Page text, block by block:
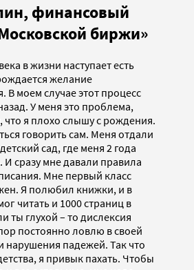
финансовый
биржи»
в жизни наступает есть
желание
В моем случае этот процесс
У меня это проблема,
что я плохо слышу с рождения.
говорить сам. Меня отдали
сад, где меня 2 года
И сразу мне давали правила
Мне первый класс
Я полюбил книжки, и в
читать и 1000 страниц в
ты глухой – то дислексия
постоянно ловлю в своей
нарушения падежей. Так что
я привык пахать. Чтобы